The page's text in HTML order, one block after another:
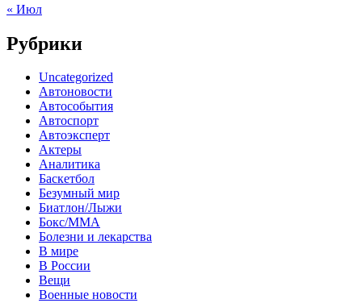
« Июл
Рубрики
Uncategorized
Автоновости
Автособытия
Автоспорт
Автоэксперт
Актеры
Аналитика
Баскетбол
Безумный мир
Биатлон/Лыжи
Бокс/MMA
Болезни и лекарства
В мире
В России
Вещи
Военные новости